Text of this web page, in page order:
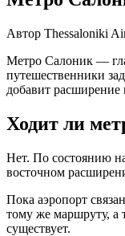
Автор Thessaloniki
Метро Салоник —
путешественники
добавит расширение
Ходит ли
Нет. По состоянию
восточном
Пока аэропорт
тому же маршруту, а
существует.